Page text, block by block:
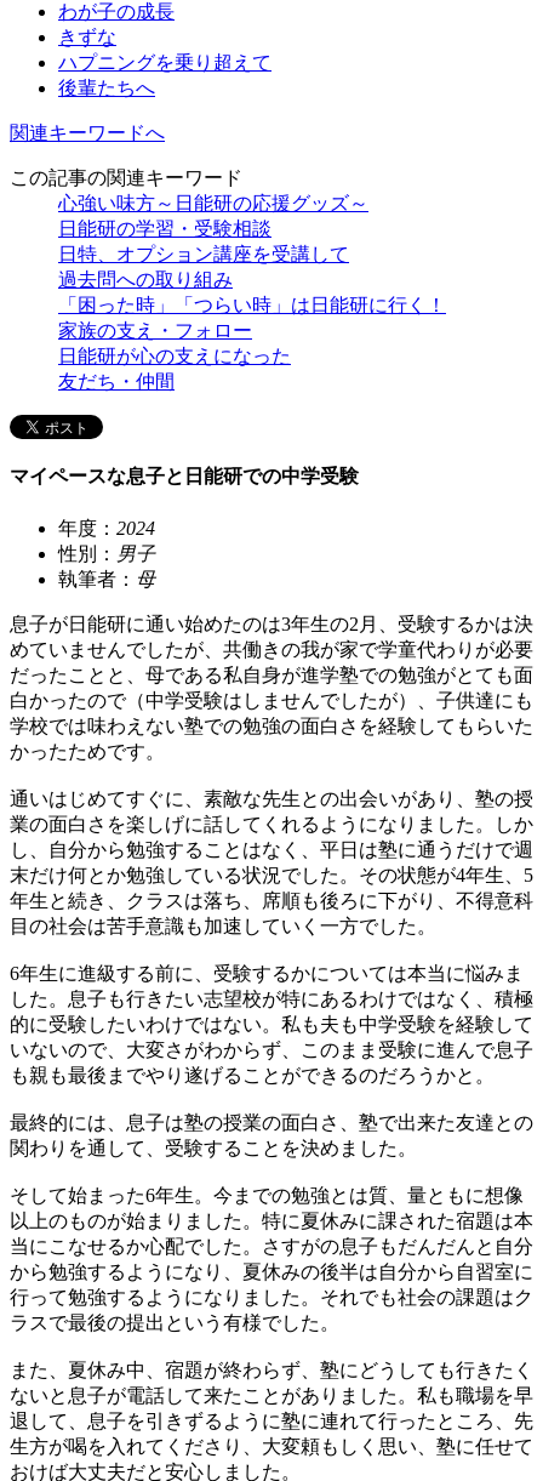
わが子の成長
きずな
ハプニングを乗り超えて
後輩たちへ
関連キーワードへ
この記事の関連キーワード
心強い味方～日能研の応援グッズ～
日能研の学習・受験相談
日特、オプション講座を受講して
過去問への取り組み
「困った時」「つらい時」は日能研に行く！
家族の支え・フォロー
日能研が心の支えになった
友だち・仲間
マイペースな息子と日能研での中学受験
年度： 2024
性別： 男子
執筆者： 母
息子が日能研に通い始めたのは3年生の2月、受験するかは決
めていませんでしたが、共働きの我が家で学童代わりが必要
だったことと、母である私自身が進学塾での勉強がとても面
白かったので（中学受験はしませんでしたが）、子供達にも
学校では味わえない塾での勉強の面白さを経験してもらいた
かったためです。
通いはじめてすぐに、素敵な先生との出会いがあり、塾の授
業の面白さを楽しげに話してくれるようになりました。しか
し、自分から勉強することはなく、平日は塾に通うだけで週
末だけ何とか勉強している状況でした。その状態が4年生、5
年生と続き、クラスは落ち、席順も後ろに下がり、不得意科
目の社会は苦手意識も加速していく一方でした。
6年生に進級する前に、受験するかについては本当に悩みま
した。息子も行きたい志望校が特にあるわけではなく、積極
的に受験したいわけではない。私も夫も中学受験を経験して
いないので、大変さがわからず、このまま受験に進んで息子
も親も最後までやり遂げることができるのだろうかと。
最終的には、息子は塾の授業の面白さ、塾で出来た友達との
関わりを通して、受験することを決めました。
そして始まった6年生。今までの勉強とは質、量ともに想像
以上のものが始まりました。特に夏休みに課された宿題は本
当にこなせるか心配でした。さすがの息子もだんだんと自分
から勉強するようになり、夏休みの後半は自分から自習室に
行って勉強するようになりました。それでも社会の課題はク
ラスで最後の提出という有様でした。
また、夏休み中、宿題が終わらず、塾にどうしても行きたく
ないと息子が電話して来たことがありました。私も職場を早
退して、息子を引きずるように塾に連れて行ったところ、先
生方が喝を入れてくださり、大変頼もしく思い、塾に任せて
おけば大丈夫だと安心しました。